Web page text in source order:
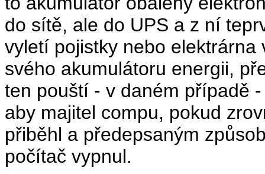
do sítě, ale do UPS a z ní
vyletí pojistky nebo
svého akumulátoru energii,
ten pouští - v daném případě
aby majitel compu, pokud
přiběhl a předepsaným
počítač vypnul.